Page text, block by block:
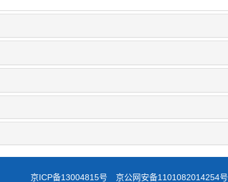
京ICP备13004815号 京公网安备1101082014254号